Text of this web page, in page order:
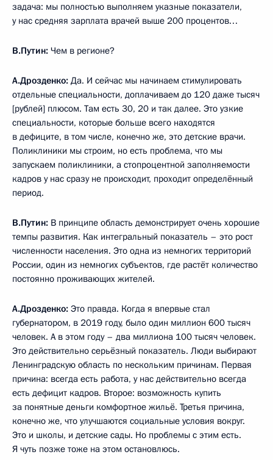
задача: мы полностью выполняем указные показатели,
у нас средняя зарплата врачей выше 200 процентов…
В.Путин: Чем в регионе?
А.Дрозденко: Да. И сейчас мы начинаем стимулировать
отдельные специальности, доплачиваем до 120 даже тысяч
[рублей] плюсом. Там есть 30, 20 и так далее. Это узкие
специальности, которые больше всего находятся
в дефиците, в том числе, конечно же, это детские врачи.
Поликлиники мы строим, но есть проблема, что мы
запускаем поликлиники, а стопроцентной заполняемости
кадров у нас сразу не происходит, проходит определённый
период.
В.Путин: В принципе область демонстрирует очень хорошие
темпы развития. Как интегральный показатель – это рост
численности населения. Это одна из немногих территорий
России, один из немногих субъектов, где растёт количество
постоянно проживающих жителей.
А.Дрозденко: Это правда. Когда я впервые стал
губернатором, в 2019 году, было один миллион 600 тысяч
человек. А в этом году – два миллиона 100 тысяч человек.
Это действительно серьёзный показатель. Люди выбирают
Ленинградскую область по нескольким причинам. Первая
причина: всегда есть работа, у нас действительно всегда
есть дефицит кадров. Второе: возможность купить
за понятные деньги комфортное жильё. Третья причина,
конечно же, что улучшаются социальные условия вокруг.
Это и школы, и детские сады. Но проблемы с этим есть.
Я чуть позже тоже на этом остановлюсь.